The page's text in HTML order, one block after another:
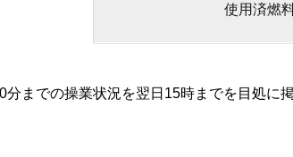
使用済燃
までの操業状況を翌日15時までを目処に掲